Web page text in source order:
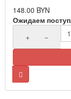
148.00 BYN
Ожидаем
+
−